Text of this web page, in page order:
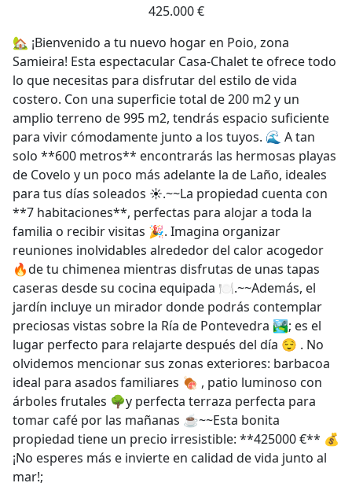
425.000 €
🏡 ¡Bienvenido a tu nuevo hogar en Poio, zona
Samieira! Esta espectacular Casa-Chalet te ofrece todo
lo que necesitas para disfrutar del estilo de vida
costero. Con una superficie total de 200 m2 y un
amplio terreno de 995 m2, tendrás espacio suficiente
para vivir cómodamente junto a los tuyos. 🌊 A tan
solo **600 metros** encontrarás las hermosas playas
de Covelo y un poco más adelante la de Laño, ideales
para tus días soleados ☀️.~~La propiedad cuenta con
**7 habitaciones**, perfectas para alojar a toda la
familia o recibir visitas 🎉. Imagina organizar
reuniones inolvidables alrededor del calor acogedor
🔥de tu chimenea mientras disfrutas de unas tapas
caseras desde su cocina equipada 🍽️.~~Además, el
jardín incluye un mirador donde podrás contemplar
preciosas vistas sobre la Ría de Pontevedra 🏞️; es el
lugar perfecto para relajarte después del día 😌 . No
olvidemos mencionar sus zonas exteriores: barbacoa
ideal para asados familiares 🍖 , patio luminoso con
árboles frutales 🌳y perfecta terraza perfecta para
tomar café por las mañanas ☕~~Esta bonita
propiedad tiene un precio irresistible: **425000 €** 💰
¡No esperes más e invierte en calidad de vida junto al
mar!;